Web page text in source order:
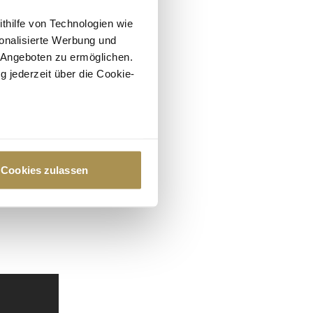
von Technologien wie
Werbung und
zu ermöglichen.
jederzeit über die Cookie-
Präferenzen im
Cookies zulassen